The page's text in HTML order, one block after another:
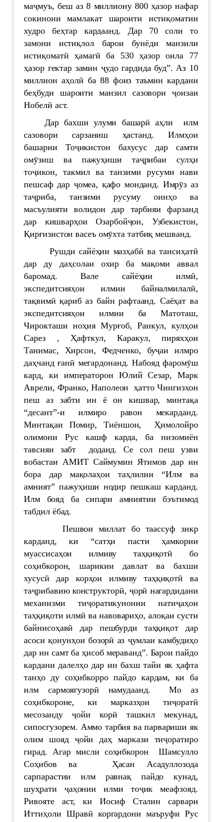
маҷмуъ, беш аз 8 миллиону 800 ҳазор нафар
сокинони мамлакат шароити истиқоматии
худро беҳтар кардаанд. Дар 70 соли то
замони истиқлол барои бунёди манзили
истиқоматӣ ҳамагӣ ба 530 ҳазор оила 77
ҳазор гектар замин ҷудо гардида буд”. Аз 10
миллион аҳолӣ ба 88 фоиз таъмин кардани
беҳбуди шароити манзил сазовори ҷоизаи
Нобелӣ аст.
Дар бахши улуми башарӣ аҳли илм
сазовори сарзаниш ҳастанд. Илмҳои
башарии Тоҷикистон бахусус дар самти
омӯзиш ва пажуҳиши таҷрибаи сулҳи
тоҷикон, такмил ва танзими русуми нави
пешсаф дар ҷомеа, қафо монданд. Имрӯз аз
таҷриба, танзими русуму оинҳо ва
масъулияти волидон дар тарбияи фарзанд
дар кишварҳои Озарбойҷон, Узбекистон,
Қирғизистон васеъ омӯхта татбиқ мешванд.
Рушди сайёҳии мазҳабӣ ва тансиҳатӣ
дар ду даҳсолаи охир ба мақоми аввал
баромад. Вале сайёҳии илмӣ,
экспедитсияҳои илмии байналмилалӣ,
тақвимӣ қариб аз байн рафтаанд. Саёҳат ва
экспедитсияҳои илмии ба Матоташ,
Чирокташи ноҳия Мурғоб, Ранкул, кулҳои
Сарез , Ҳафткул, Каракул, пиряхҳои
Танимас, Хирсон, Федченко, буҷаи илмро
даҳчанд ғанӣ мегардонанд. Набояд фаромӯш
кард, ки императорон Юлий Сезар, Марк
Аврели, Франко, Наполеон ҳатто Чингизхон
пеш аз забти ин ё он кишвар, минтақа
“десант”-и илмиро равон мекарданд.
Минтақаи Помир, Тиёншон, Ҳимолойро
олимони Рус кашф карда, ба низомиён
тавсияи забт доданд. Се сол пеш узви
вобастаи АМИТ Саймумин Ятимов дар ин
бора дар мақолаҳои таҳлилии “Илм ва
амният” пажуҳиши нодир пешкаш карданд.
Илм бояд ба сипари амниятии бэътимод
табдил ёбад.
Пешвои миллат бо таассуф зикр
карданд, ки “сатҳи пасти ҳамкории
муассисаҳои илмиву таҳқиқотӣ бо
соҳибкорон, шарикии давлат ва бахши
хусусӣ дар корҳои илмиву таҳқиқотӣ ва
таҷрибавию конструкторӣ, ҷорӣ нагардидани
механизми тиҷоратикунонии натиҷаҳои
таҳқиқоти илмӣ ва навовариҳо, алоқаи сусти
байнисоҳавӣ дар пешбурди таҳқиқот дар
асоси қонунҳои бозорӣ аз ҷумлаи камбудиҳо
дар ин самт ба ҳисоб мераванд”. Барои пайдо
кардани далелҳо дар ин бахш тайи як ҳафта
танҳо ду соҳибкорро пайдо кардам, ки ба
илм сармоягузорӣ намудаанд. Мо аз
соҳибкороне, ки марказҳои тиҷоратӣ
месозанду ҷойи корӣ ташкил мекунад,
сипосгузорем. Аммо тарбия ва парвариши як
олим шояд ҷойи даҳ маркази тиҷоратиро
гирад. Агар мисли соҳибкорон Шамсулло
Соҳибов ва Ҳасан Асадуллозода
сарпарастии илм равнақ пайдо кунад,
шуҳрати ҷаҳонии илми тоҷик меафзояд.
Ривояте аст, ки Иосиф Сталин сарвари
Иттиҳоли Шравӣ коргардони маъруфи Рус